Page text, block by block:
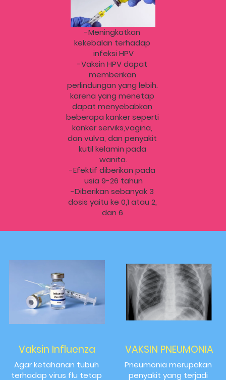
-Meningkatkan
kekebalan terhadap
infeksi HPV
-Vaksin HPV dapat
memberikan
perlindungan yang lebih.
karena yang menetap
dapat menyebabkan
beberapa kanker seperti
kanker serviks,vagina,
dan vulva, dan penyakit
kutil kelamin pada
wanita.
-Efektif diberikan pada
usia 9-26 tahun
-Diberikan sebanyak 3
dosis yaitu ke 0,1 atau 2,
dan 6
Vaksin Influenza
Agar ketahanan tubuh
terhadap virus flu tetap
VAKSIN PNEUMONIA
Pneumonia merupakan
penyakit yang terjadi